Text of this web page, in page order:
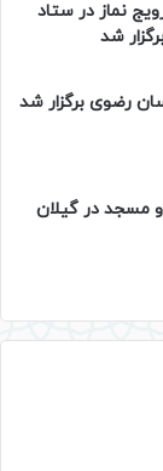
نماز در ستاد
شد
رضوی برگزار شد
و مسجد در گیلان